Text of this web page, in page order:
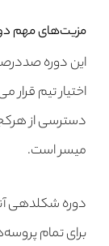
مزیت‌های مهم
این دوره
اختیار تیم
دسترسی از
میسر است.
دوره شکلدهی
برای تمام